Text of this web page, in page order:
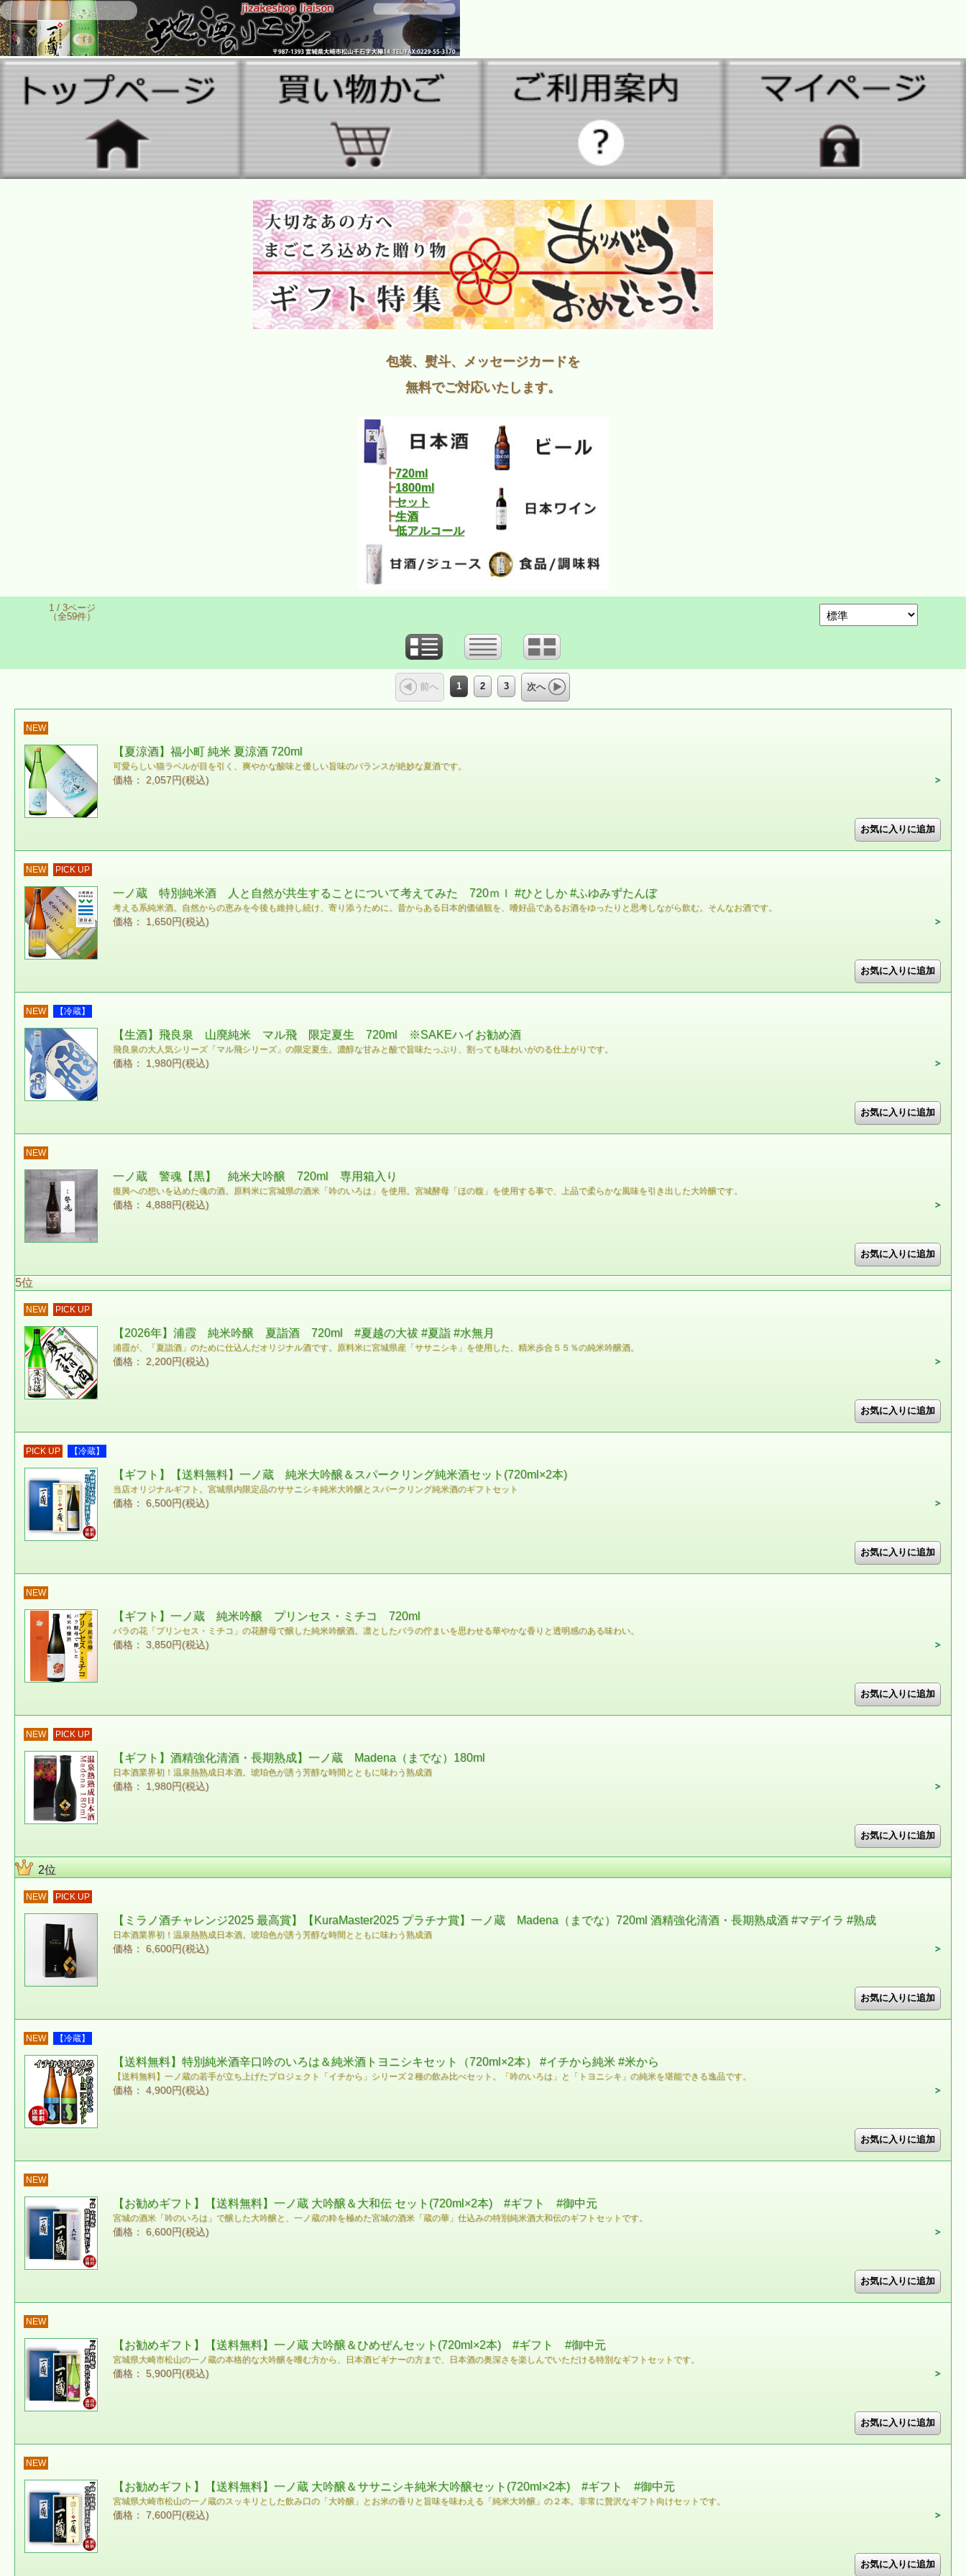
包装、熨斗、メッセージカードを
無料でご対応いたします。
┣720ml
┣1800ml
┣セット
┣生酒
┗低アルコール
1 / 3ページ
（全59件）
前へ 1 2 3 次へ
NEW
【夏涼酒】福小町 純米 夏涼酒 720ml
可愛らしい猫ラベルが目を引く、爽やかな酸味と優しい旨味のバランスが絶妙な夏酒です。
価格： 2,057円(税込)
NEW PICK UP
一ノ蔵 特別純米酒 人と自然が共生することについて考えてみた 720ｍｌ #ひとしか #ふゆみずたんぼ
考える系純米酒。自然からの恵みを今後も維持し続け、寄り添うために。昔からある日本的価値観を、嗜好品であるお酒をゆったりと思考しながら飲む。そんなお酒です。
価格： 1,650円(税込)
NEW 【冷蔵】
【生酒】飛良泉 山廃純米 マル飛 限定夏生 720ml ※SAKEハイお勧め酒
飛良泉の大人気シリーズ「マル飛シリーズ」の限定夏生。濃醇な甘みと酸で旨味たっぷり、割っても味わいがのる仕上がりです。
価格： 1,980円(税込)
NEW
一ノ蔵 警魂【黒】 純米大吟醸 720ml 専用箱入り
復興への想いを込めた魂の酒。原料米に宮城県の酒米「吟のいろは」を使用。宮城酵母「ほの馥」を使用する事で、上品で柔らかな風味を引き出した大吟醸です。
価格： 4,888円(税込)
5位
NEW PICK UP
【2026年】浦霞 純米吟醸 夏詣酒 720ml #夏越の大祓 #夏詣 #水無月
浦霞が、「夏詣酒」のために仕込んだオリジナル酒です。原料米に宮城県産「ササニシキ」を使用した、精米歩合５５％の純米吟醸酒。
価格： 2,200円(税込)
PICK UP 【冷蔵】
【ギフト】【送料無料】一ノ蔵 純米大吟醸＆スパークリング純米酒セット(720ml×2本)
当店オリジナルギフト。宮城県内限定品のササニシキ純米大吟醸とスパークリング純米酒のギフトセット
価格： 6,500円(税込)
NEW
【ギフト】一ノ蔵 純米吟醸 プリンセス・ミチコ 720ml
バラの花「プリンセス・ミチコ」の花酵母で醸した純米吟醸酒。凛としたバラの佇まいを思わせる華やかな香りと透明感のある味わい。
価格： 3,850円(税込)
NEW PICK UP
【ギフト】酒精強化清酒・長期熟成】一ノ蔵 Madena（までな）180ml
日本酒業界初！温泉熱熟成日本酒。琥珀色が誘う芳醇な時間とともに味わう熟成酒
価格： 1,980円(税込)
2位
NEW PICK UP
【ミラノ酒チャレンジ2025 最高賞】【KuraMaster2025 プラチナ賞】一ノ蔵 Madena（までな）720ml 酒精強化清酒・長期熟成酒 #マデイラ #熟成
日本酒業界初！温泉熱熟成日本酒。琥珀色が誘う芳醇な時間とともに味わう熟成酒
価格： 6,600円(税込)
NEW 【冷蔵】
【送料無料】特別純米酒辛口吟のいろは＆純米酒トヨニシキセット（720ml×2本） #イチから純米 #米から
【送料無料】一ノ蔵の若手が立ち上げたプロジェクト「イチから」シリーズ２種の飲み比べセット。「吟のいろは」と「トヨニシキ」の純米を堪能できる逸品です。
価格： 4,900円(税込)
NEW
【お勧めギフト】【送料無料】一ノ蔵 大吟醸＆大和伝 セット(720ml×2本) #ギフト #御中元
宮城の酒米「吟のいろは」で醸した大吟醸と、一ノ蔵の粋を極めた宮城の酒米「蔵の華」仕込みの特別純米酒大和伝のギフトセットです。
価格： 6,600円(税込)
NEW
【お勧めギフト】【送料無料】一ノ蔵 大吟醸＆ひめぜんセット(720ml×2本) #ギフト #御中元
宮城県大崎市松山の一ノ蔵の本格的な大吟醸を嗜む方から、日本酒ビギナーの方まで、日本酒の奥深さを楽しんでいただける特別なギフトセットです。
価格： 5,900円(税込)
NEW
【お勧めギフト】【送料無料】一ノ蔵 大吟醸＆ササニシキ純米大吟醸セット(720ml×2本) #ギフト #御中元
宮城県大崎市松山の一ノ蔵のスッキリとした飲み口の「大吟醸」とお米の香りと旨味を味わえる「純米大吟醸」の２本。非常に贅沢なギフト向けセットです。
価格： 7,600円(税込)